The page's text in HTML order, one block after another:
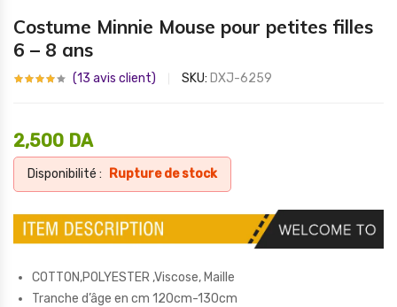
Costume Minnie Mouse pour petites filles
6 – 8 ans
(13 avis client) SKU: DXJ-6259
2,500 DA
Disponibilité : Rupture de stock
COTTON,POLYESTER ,Viscose, Maille
Tranche d’âge en cm 120cm-130cm